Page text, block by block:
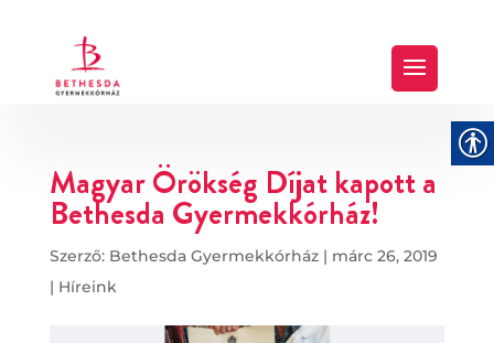
Magyar Örökség Díjat kapott a
Bethesda Gyermekkórház!
Szerző: Bethesda Gyermekkórház| márc 26, 2019
| Híreink